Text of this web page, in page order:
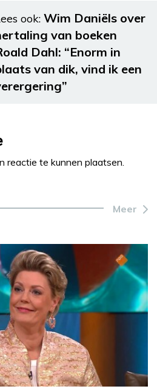
ook: Wim Daniëls over
van boeken
Dahl: “Enorm in
van dik, vind ik een
reactie te kunnen plaatsen.
Meer